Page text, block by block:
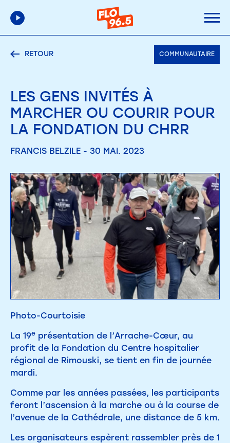
RETOUR COMMUNAUTAIRE
LES GENS INVITÉS À
MARCHER OU COURIR POUR
LA FONDATION DU CHRR
FRANCIS BELZILE - 30 MAI. 2023
Photo-Courtoisie
La 19e présentation de l’Arrache-Cœur, au
profit de la Fondation du Centre hospitalier
régional de Rimouski, se tient en fin de journée
mardi.
Comme par les années passées, les participants
feront l’ascension à la marche ou à la course de
l’avenue de la Cathédrale, une distance de 5 km.
Les organisateurs espèrent rassembler près de 1